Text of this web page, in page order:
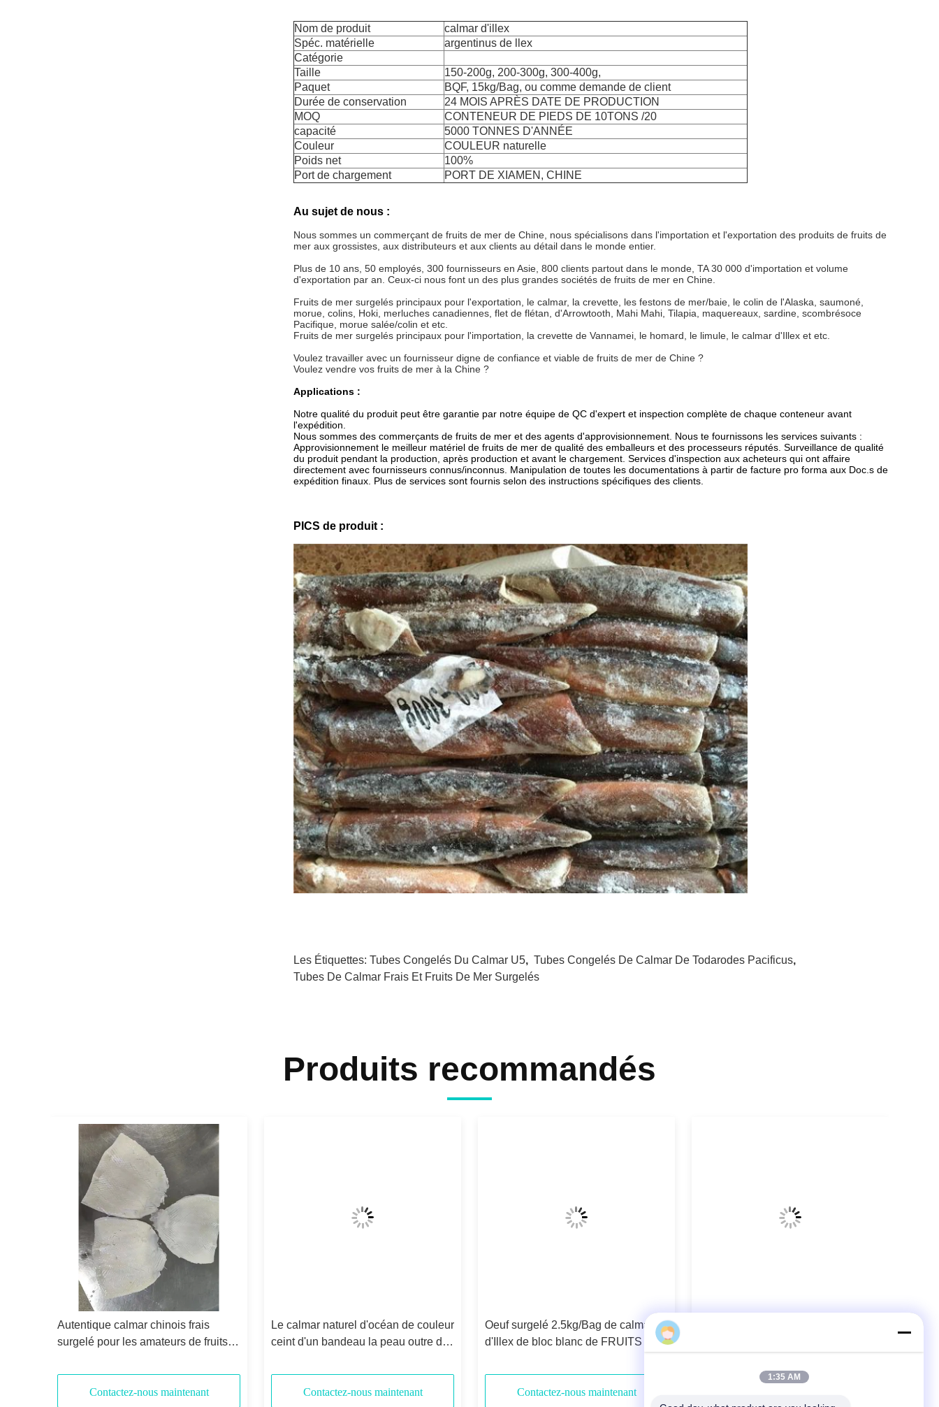
Nom de produit
calmar d'illex
Spéc. matérielle
argentinus de llex
Catégorie
Taille
150-200g, 200-300g, 300-400g,
Paquet
BQF, 15kg/Bag, ou comme demande de client
Durée de conservation
24 MOIS APRÈS DATE DE PRODUCTION
MOQ
CONTENEUR DE PIEDS DE 10TONS /20
capacité
5000 TONNES D'ANNÉE
Couleur
COULEUR naturelle
Poids net
100%
Port de chargement
PORT DE XIAMEN, CHINE
Au sujet de nous :
Nous sommes un commerçant de fruits de mer de Chine, nous spécialisons dans l'importation et l'exportation des produits de fruits de
mer aux grossistes, aux distributeurs et aux clients au détail dans le monde entier.
Plus de 10 ans, 50 employés, 300 fournisseurs en Asie, 800 clients partout dans le monde, TA 30 000 d'importation et volume
d'exportation par an. Ceux-ci nous font un des plus grandes sociétés de fruits de mer en Chine.
Fruits de mer surgelés principaux pour l'exportation, le calmar, la crevette, les festons de mer/baie, le colin de l'Alaska, saumoné,
morue, colins, Hoki, merluches canadiennes, flet de flétan, d'Arrowtooth, Mahi Mahi, Tilapia, maquereaux, sardine, scombrésoce
Pacifique, morue salée/colin et etc.
Fruits de mer surgelés principaux pour l'importation, la crevette de Vannamei, le homard, le limule, le calmar d'Illex et etc.
Voulez travailler avec un fournisseur digne de confiance et viable de fruits de mer de Chine ?
Voulez vendre vos fruits de mer à la Chine ?
Applications :
Notre qualité du produit peut être garantie par notre équipe de QC d'expert et inspection complète de chaque conteneur avant
l'expédition.
Nous sommes des commerçants de fruits de mer et des agents d'approvisionnement. Nous te fournissons les services suivants :
Approvisionnement le meilleur matériel de fruits de mer de qualité des emballeurs et des processeurs réputés. Surveillance de qualité
du produit pendant la production, après production et avant le chargement. Services d'inspection aux acheteurs qui ont affaire
directement avec fournisseurs connus/inconnus. Manipulation de toutes les documentations à partir de facture pro forma aux Doc.s de
expédition finaux. Plus de services sont fournis selon des instructions spécifiques des clients.
PICS de produit :
Les Étiquettes: Tubes Congelés Du Calmar U5, Tubes Congelés De Calmar De Todarodes Pacificus,
Tubes De Calmar Frais Et Fruits De Mer Surgelés
Produits recommandés
Autentique calmar chinois frais
surgelé pour les amateurs de fruits
Contactez-nous maintenant
Le calmar naturel d'océan de couleur
ceint d'un bandeau la peau outre du
Contactez-nous maintenant
Oeuf surgelé 2.5kg/Bag de calmar
d'Illex de bloc blanc de FRUITS DE
marché de la Thaïlande
Contactez-nous maintenant
1:35 AM